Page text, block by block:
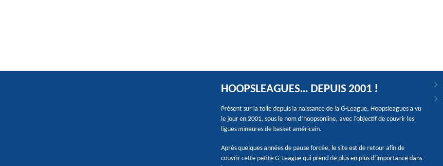
HOOPSLEAGUES… DEPUIS 2001 !
Présent sur la toile depuis la naissance de la G-League, Hoopsleagues a vu
le jour en 2001, sous le nom d’hoopsonline, avec l’objectif de couvrir les
ligues mineures de basket américain.
Après quelques années de pause forcée, le site est de retour afin de
couvrir cette petite G-League qui prend de plus en plus d’importance dans